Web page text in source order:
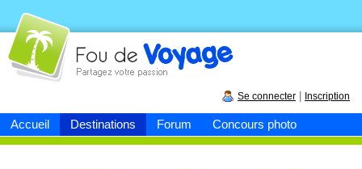
Accueil Destinations Forum Concours photo
Fou devoyage
Se connecter Inscription